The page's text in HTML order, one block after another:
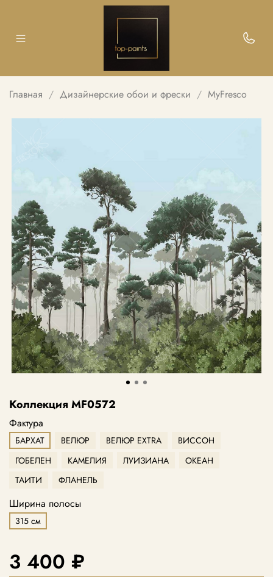
Главная Дизайнерские обои и фрески MyFresco
Коллекция MF0572
Фактура
БАРХАТ ВЕЛЮР ВЕЛЮР EXTRA
ВИССОН
ГОБЕЛЕН
КАМЕЛИЯ ЛУИЗИАНА
ОКЕАН
ТАИТИ
ФЛАНЕЛЬ
Ширина полосы
315 см
3 400 ₽